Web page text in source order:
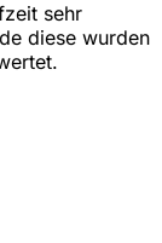
sehr
diese wurden